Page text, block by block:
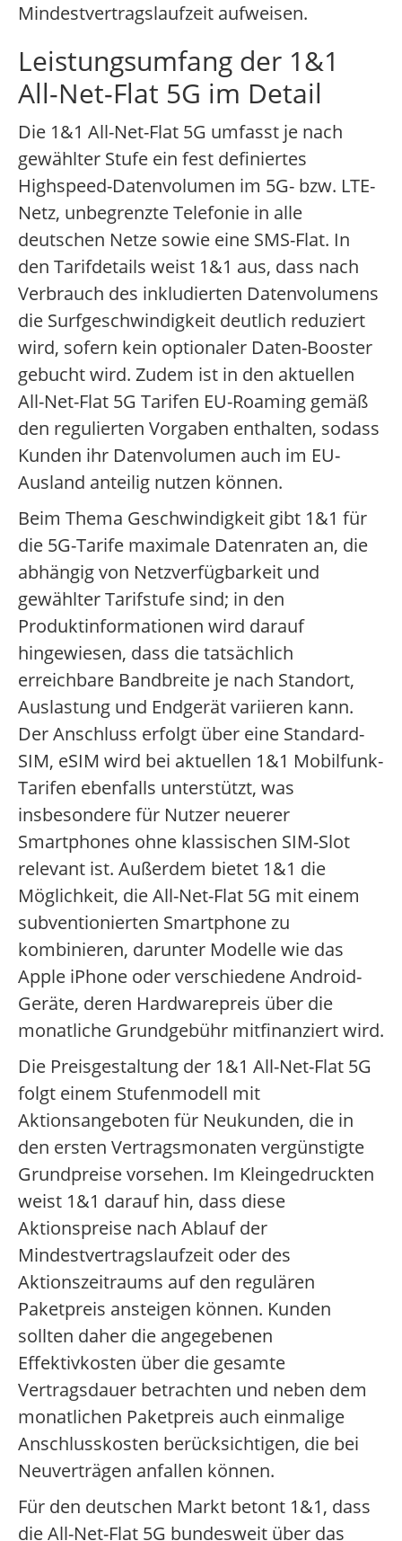
Mindestvertragslaufzeit aufweisen.
Leistungsumfang der 1&1
All-Net-Flat 5G im Detail
Die 1&1 All-Net-Flat 5G umfasst je nach
gewählter Stufe ein fest definiertes
Highspeed-Datenvolumen im 5G- bzw. LTE-
Netz, unbegrenzte Telefonie in alle
deutschen Netze sowie eine SMS-Flat. In
den Tarifdetails weist 1&1 aus, dass nach
Verbrauch des inkludierten Datenvolumens
die Surfgeschwindigkeit deutlich reduziert
wird, sofern kein optionaler Daten-Booster
gebucht wird. Zudem ist in den aktuellen
All-Net-Flat 5G Tarifen EU-Roaming gemäß
den regulierten Vorgaben enthalten, sodass
Kunden ihr Datenvolumen auch im EU-
Ausland anteilig nutzen können.
Beim Thema Geschwindigkeit gibt 1&1 für
die 5G-Tarife maximale Datenraten an, die
abhängig von Netzverfügbarkeit und
gewählter Tarifstufe sind; in den
Produktinformationen wird darauf
hingewiesen, dass die tatsächlich
erreichbare Bandbreite je nach Standort,
Auslastung und Endgerät variieren kann.
Der Anschluss erfolgt über eine Standard-
SIM, eSIM wird bei aktuellen 1&1 Mobilfunk-
Tarifen ebenfalls unterstützt, was
insbesondere für Nutzer neuerer
Smartphones ohne klassischen SIM-Slot
relevant ist. Außerdem bietet 1&1 die
Möglichkeit, die All-Net-Flat 5G mit einem
subventionierten Smartphone zu
kombinieren, darunter Modelle wie das
Apple iPhone oder verschiedene Android-
Geräte, deren Hardwarepreis über die
monatliche Grundgebühr mitfinanziert wird.
Die Preisgestaltung der 1&1 All-Net-Flat 5G
folgt einem Stufenmodell mit
Aktionsangeboten für Neukunden, die in
den ersten Vertragsmonaten vergünstigte
Grundpreise vorsehen. Im Kleingedruckten
weist 1&1 darauf hin, dass diese
Aktionspreise nach Ablauf der
Mindestvertragslaufzeit oder des
Aktionszeitraums auf den regulären
Paketpreis ansteigen können. Kunden
sollten daher die angegebenen
Effektivkosten über die gesamte
Vertragsdauer betrachten und neben dem
monatlichen Paketpreis auch einmalige
Anschlusskosten berücksichtigen, die bei
Neuverträgen anfallen können.
Für den deutschen Markt betont 1&1, dass
die All-Net-Flat 5G bundesweit über das